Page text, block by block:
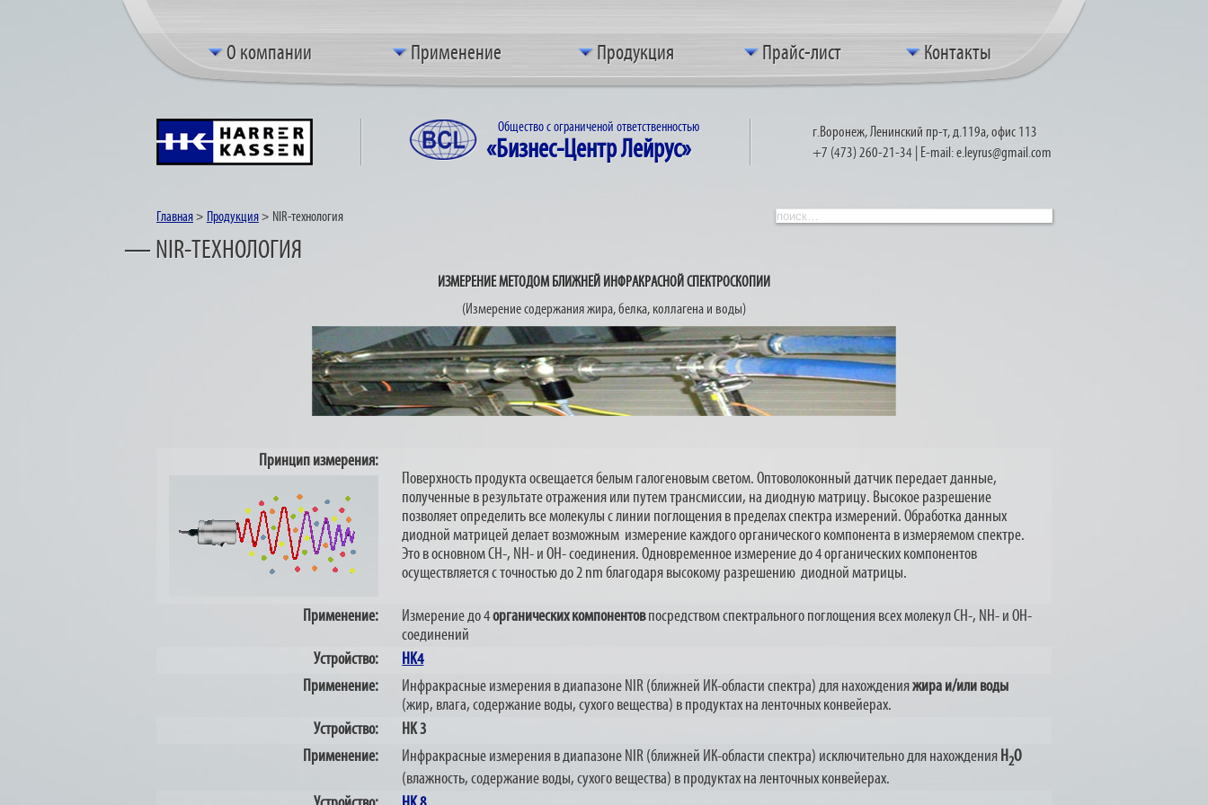
О компании Применение Продукция Прайс-лист Контакты
Общество с ограниченой ответственностью
«Бизнес-Центр Лейрус»
г.Воронеж, Ленинский пр-т, д.119а, офис 113
+7 (473) 260-21-34 | E-mail: e.leyrus@gmail.com
Главная > Продукция > NIR-технология
— NIR-ТЕХНОЛОГИЯ
ИЗМЕРЕНИЕ МЕТОДОМ БЛИЖНЕЙ ИНФРАКРАСНОЙ СПЕКТРОСКОПИИ
(Измерение содержания жира, белка, коллагена и воды)
Принцип измерения:
Поверхность продукта освещается белым галогеновым светом. Оптоволоконный датчик передает данные,
полученные в результате отражения или путем трансмиссии, на диодную матрицу. Высокое разрешение
позволяет определить все молекулы с линии поглощения в пределах спектра измерений. Обработка данных
диодной матрицей делает возможным измерение каждого органического компонента в измеряемом спектре.
Это в основном CH-, NH- и ОН- соединения. Одновременное измерение до 4 органических компонентов
осуществляется с точностью до 2 nm благодаря высокому разрешению диодной матрицы.
Применение: Измерение до 4органических компонентовпосредством спектрального поглощения всех молекул CH-, NH- и OH-
соединений
Устройство:
HK4
Применение:
Инфракрасные измерения в диапазоне NIR (ближней ИК-области спектра) для нахожденияжира и/или воды
(жир, влага, содержание воды, сухого вещества) в продуктах на ленточных конвейерах.
Устройство:
HK 3
Применение:
Инфракрасные измерения в диапазоне NIR (ближней ИК-области спектра) исключительно для нахождения H2O
(влажность, содержание воды, сухого вещества) в продуктах на ленточных конвейерах.